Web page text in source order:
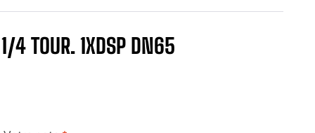
4 TOUR. 1XDSP DN65